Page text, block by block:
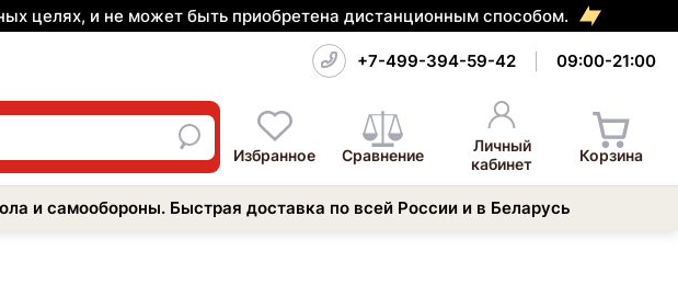
целях, и не может быть приобретена дистанционным способом.
+7-499-394-59-42 09:00-21:00
Избранное Сравнение
Личный
кабинет
Корзина
и самообороны. Быстрая доставка по всей России и в Беларусь